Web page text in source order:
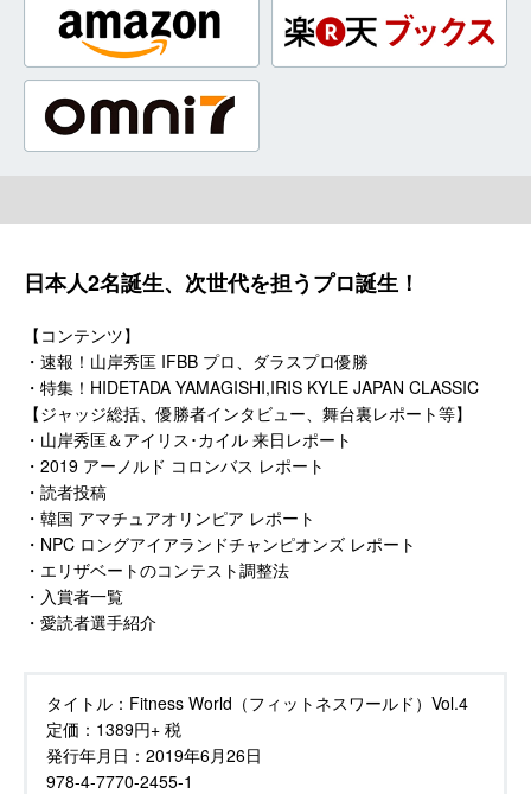
日本人2名誕生、次世代を担うプロ誕生！
【コンテンツ】
・速報！山岸秀匡 IFBB プロ、ダラスプロ優勝
・特集！HIDETADA YAMAGISHI,IRIS KYLE JAPAN CLASSIC
【ジャッジ総括、優勝者インタビュー、舞台裏レポート等】
・山岸秀匡＆アイリス･カイル 来日レポート
・2019 アーノルド コロンバス レポート
・読者投稿
・韓国 アマチュアオリンピア レポート
・NPC ロングアイアランドチャンピオンズ レポート
・エリザベートのコンテスト調整法
・入賞者一覧
・愛読者選手紹介
タイトル： Fitness World（フィットネスワールド）Vol.4
定価： 1389円+ 税
発行年月日： 2019年6月26日
978-4-7770-2455-1